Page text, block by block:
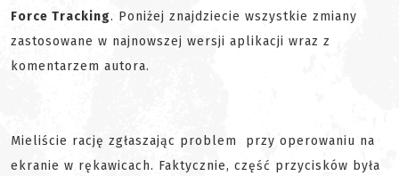
Force Tracking. Poniżej znajdziecie wszystkie zmiany
zastosowane w najnowszej wersji aplikacji wraz z
komentarzem autora.
Mieliście rację zgłaszając problem przy operowaniu na
ekranie w rękawicach. Faktycznie, część przycisków była